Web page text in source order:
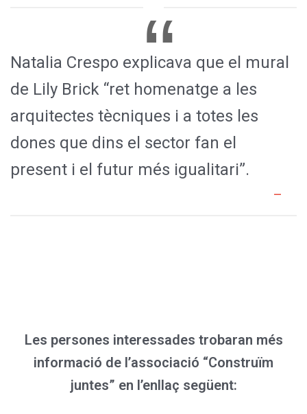
Natalia Crespo explicava que el mural
de Lily Brick “ret homenatge a les
arquitectes tècniques i a totes les
dones que dins el sector fan el
present i el futur més igualitari”.
Les persones interessades trobaran més
informació de l’associació “Construïm
juntes” en l’enllaç següent: